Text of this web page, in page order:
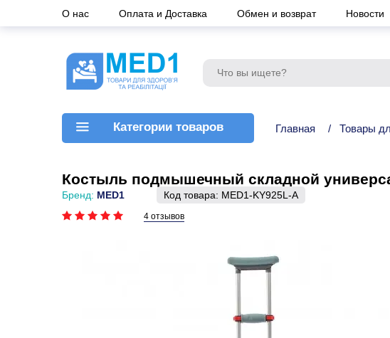
О нас Оплата и Доставка Обмен и возврат Новости
Категории товаров Главная / Товары
Костыль подмышечный складной
Бренд: MED1 Код товара: MED1-KY925L-A
4 отзывов